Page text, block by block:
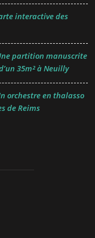
interactive des
partition manuscrite
35m² à Neuilly
orchestre en thalasso
de Reims